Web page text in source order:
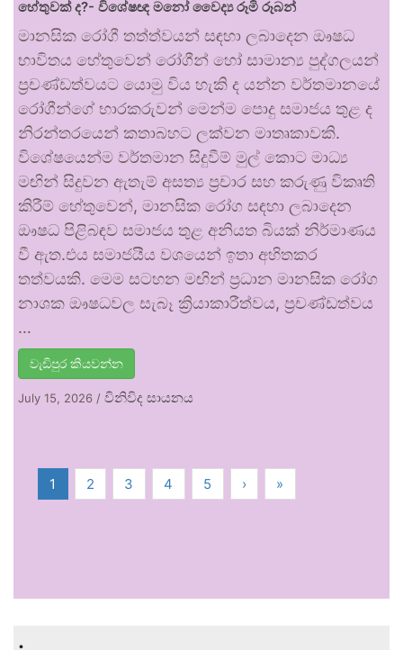
හේතුවක් ද?- විශේෂඥ මනෝ වෛද්‍ය රූමි රූබන්
මානසික රෝගී තත්ත්වයන් සඳහා ලබාදෙන ඖෂධ
භාවිතය හේතුවෙන් රෝගීන් හෝ සාමාන්‍ය පුද්ගලයන්
ප්‍රචණ්ඩත්වයට යොමු විය හැකි ද යන්න වර්තමානයේ
රෝගීන්ගේ භාරකරුවන් මෙන්ම පොදු සමාජය තුළ ද
නිරන්තරයෙන් කතාබහට ලක්වන මාතෘකාවකි.
විශේෂයෙන්ම වර්තමාන සිදුවීම් මුල් කොට මාධ්‍ය
මඟින් සිදුවන ඇතැම් අසත්‍ය ප්‍රචාර සහ කරුණු විකෘති
කිරීම් හේතුවෙන්, මානසික රෝග සඳහා ලබාදෙන
ඖෂධ පිළිබඳව සමාජය තුළ අනියත බියක් නිර්මාණය
වී ඇත.එය සමාජයීය වශයෙන් ඉතා අහිතකර
තත්වයකි. මෙම සටහන මඟින් ප්‍රධාන මානසික රෝග
නාශක ඖෂධවල සැබෑ ක්‍රියාකාරීත්වය, ප්‍රචණ්ඩත්වය
…
වැඩිපුර කියවන්න
July 15, 2026 / විනිවිද සායනය
1 2 3 4 5 › »
.